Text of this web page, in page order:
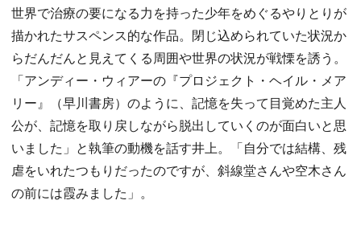
世界で治療の要になる力を持った少年をめぐるやりとりが
描かれたサスペンス的な作品。閉じ込められていた状況か
らだんだんと見えてくる周囲や世界の状況が戦慄を誘う。
「アンディー・ウィアーの『プロジェクト・ヘイル・メア
リー』（早川書房）のように、記憶を失って目覚めた主人
公が、記憶を取り戻しながら脱出していくのが面白いと思
いました」と執筆の動機を話す井上。「自分では結構、残
虐をいれたつもりだったのですが、斜線堂さんや空木さん
の前には霞みました」。